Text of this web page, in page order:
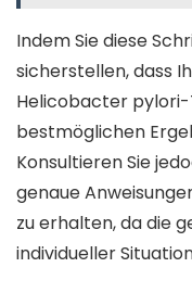
Indem Sie diese
sicherstellen, dass
Helicobacter
bestmöglichen
Konsultieren Sie
genaue
zu erhalten, da die
individueller